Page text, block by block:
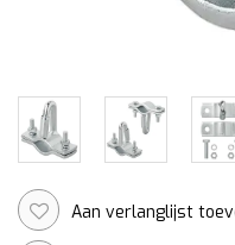
Aan verlanglijst